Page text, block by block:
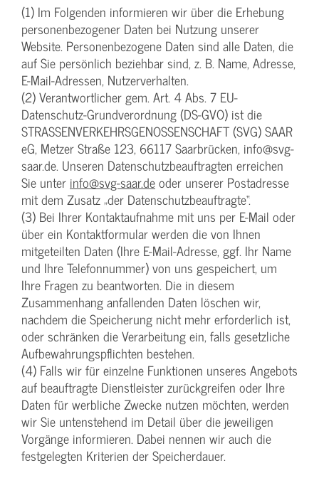
(1) Im Folgenden informieren wir über die Erhebung
personenbezogener Daten bei Nutzung unserer
Website. Personenbezogene Daten sind alle Daten, die
auf Sie persönlich beziehbar sind, z. B. Name, Adresse,
E-Mail-Adressen, Nutzerverhalten.
(2) Verantwortlicher gem. Art. 4 Abs. 7 EU-
Datenschutz-Grundverordnung (DS-GVO) ist die
STRASSENVERKEHRSGENOSSENSCHAFT (SVG) SAAR
eG, Metzer Straße 123, 66117 Saarbrücken, info@svg-
saar.de. Unseren Datenschutzbeauftragten erreichen
Sie unter info@svg-saar.deoder unserer Postadresse
mit dem Zusatz „der Datenschutzbeauftragte“.
(3) Bei Ihrer Kontaktaufnahme mit uns per E-Mail oder
über ein Kontaktformular werden die von Ihnen
mitgeteilten Daten (Ihre E-Mail-Adresse, ggf. Ihr Name
und Ihre Telefonnummer) von uns gespeichert, um
Ihre Fragen zu beantworten. Die in diesem
Zusammenhang anfallenden Daten löschen wir,
nachdem die Speicherung nicht mehr erforderlich ist,
oder schränken die Verarbeitung ein, falls gesetzliche
Aufbewahrungspflichten bestehen.
(4) Falls wir für einzelne Funktionen unseres Angebots
auf beauftragte Dienstleister zurückgreifen oder Ihre
Daten für werbliche Zwecke nutzen möchten, werden
wir Sie untenstehend im Detail über die jeweiligen
Vorgänge informieren. Dabei nennen wir auch die
festgelegten Kriterien der Speicherdauer.